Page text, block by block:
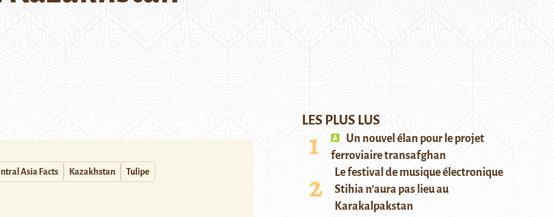
Asia Facts Kazakhstan Tulipe
LES PLUS LUS
Un nouvel élan pour le projet
ferroviaire transafghan
Le festival de musique électronique
Stihia n’aura pas lieu au
Karakalpakstan